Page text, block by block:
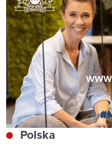
Polska